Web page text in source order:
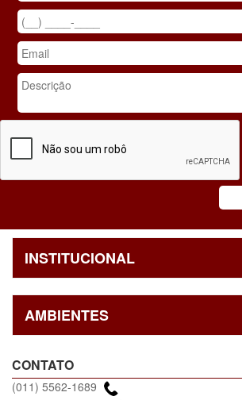
INSTITUCIONAL
AMBIENTES
CONTATO
(011) 5562-1689